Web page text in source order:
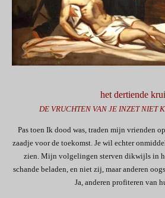
het dertiende
DE VRUCHTEN VAN JE INZET NIET
Pas toen Ik dood was, traden mijn vrienden
zaadje voor de toekomst. Je wil echter
zien. Mijn volgelingen sterven dikwijls in
schande beladen, en niet zij, maar anderen
Ja, anderen profiteren van